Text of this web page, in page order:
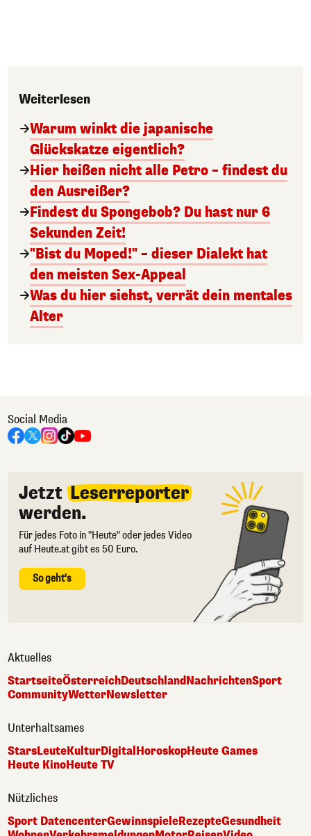
Weiterlesen
Warum winkt die japanische
Glückskatze eigentlich?
Hier heißen nicht alle Petro – findest du
den Ausreißer?
Findest du Spongebob? Du hast nur 6
Sekunden Zeit!
"Bist du Moped!" – dieser Dialekt hat
den meisten Sex-Appeal
Was du hier siehst, verrät dein mentales
Alter
Social Media
Jetzt Leserreporter
werden.
Für jedes Foto in "Heute" oder jedes Video
auf Heute.at gibt es 50 Euro.
So geht's
Aktuelles
StartseiteÖsterreichDeutschlandNachrichtenSport
CommunityWetterNewsletter
Unterhaltsames
StarsLeuteKulturDigital HoroskopHeute Games
Heute KinoHeute TV
Nützliches
Sport DatencenterGewinnspieleRezepteGesundheit